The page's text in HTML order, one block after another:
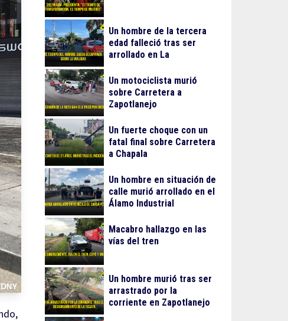
Un hombre de la tercera
edad falleció tras ser
arrollado en La
Un motociclista murió
sobre Carretera a
Zapotlanejo
Un fuerte choque con un
fatal final sobre Carretera
a Chapala
Un hombre en situación de
calle murió arrollado en el
Álamo Industrial
Macabro hallazgo en las
vías del tren
Un hombre murió tras ser
arrastrado por la
corriente en Zapotlanejo